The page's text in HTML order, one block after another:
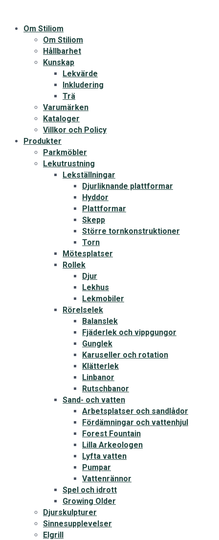
Om Stiliom
Om Stiliom
Hållbarhet
Kunskap
Lekvärde
Inkludering
Trä
Varumärken
Kataloger
Villkor och Policy
Produkter
Parkmöbler
Lekutrustning
Lekställningar
Djurliknande plattformar
Hyddor
Plattformar
Skepp
Större tornkonstruktioner
Torn
Mötesplatser
Rollek
Djur
Lekhus
Lekmobiler
Rörelselek
Balanslek
Fjäderlek och vippgungor
Gunglek
Karuseller och rotation
Klätterlek
Linbanor
Rutschbanor
Sand- och vatten
Arbetsplatser och sandlådor
Fördämningar och vattenhjul
Forest Fountain
Lilla Arkeologen
Lyfta vatten
Pumpar
Vattenrännor
Spel och idrott
Growing Older
Djurskulpturer
Sinnesupplevelser
Elgrill